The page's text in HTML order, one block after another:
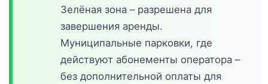
Зелёная зона – разрешена для
завершения аренды.
Муниципальные парковки, где
действуют абонементы оператора –
без дополнительной оплаты для